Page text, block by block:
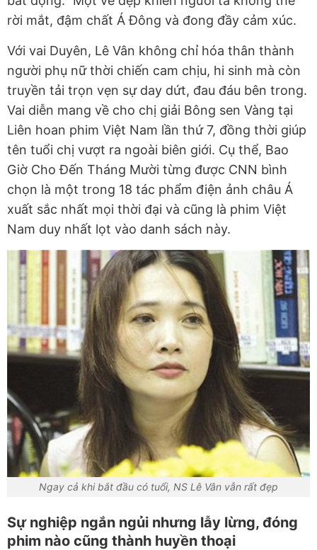
rời mắt, đậm chất Á Đông và đong đầy cảm xúc.
Với vai Duyên, Lê Vân không chỉ hóa thân thành
người phụ nữ thời chiến cam chịu, hi sinh mà còn
truyền tải trọn vẹn sự day dứt, đau đáu bên trong.
Vai diễn mang về cho chị giải Bông sen Vàng tại
Liên hoan phim Việt Nam lần thứ 7, đồng thời giúp
tên tuổi chị vượt ra ngoài biên giới. Cụ thể, Bao
Giờ Cho Đến Tháng Mười từng được CNN bình
chọn là một trong 18 tác phẩm điện ảnh châu Á
xuất sắc nhất mọi thời đại và cũng là phim Việt
Nam duy nhất lọt vào danh sách này.
Ngay cả khi bắt đầu có tuổi, NS Lê Vân vẫn rất đẹp
Sự nghiệp ngắn ngủi nhưng lẫy lừng, đóng
phim nào cũng thành huyền thoại